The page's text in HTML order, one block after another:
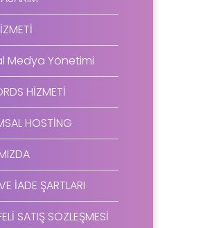
Medya Yönetimi
HİZMETİ
HOSTİNG
İADE ŞARTLARI
SATIŞ SÖZLEŞMESİ